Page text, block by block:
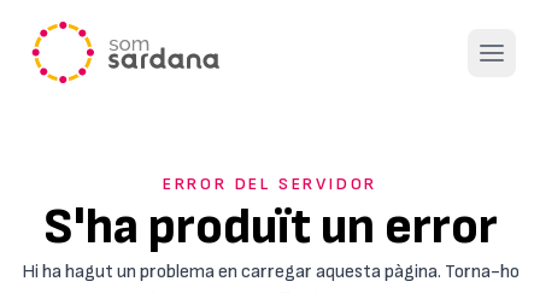
Open
ERROR DEL SERVIDOR
S'ha produït un error
Hi ha hagut un problema en carregar aquesta pàgina. Torna-ho